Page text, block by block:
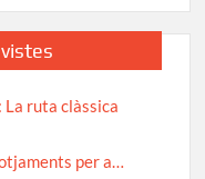
ruta clàssica
per a…